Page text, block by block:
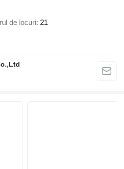
de locuri 21